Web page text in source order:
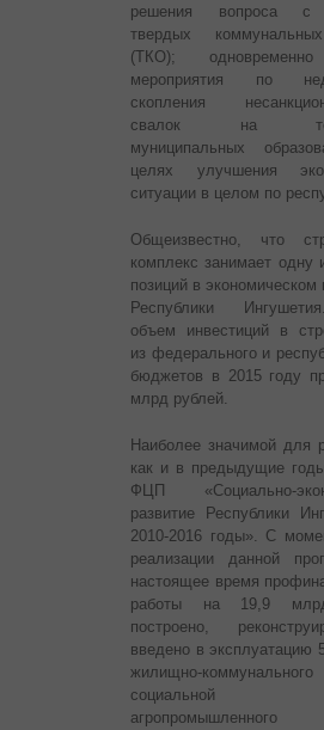
решения вопроса с
твердых
(ТКО); одновременно
мероприятия по
скопления
свалок на
муниципальных
целях улучшения
ситуации в целом по
Общеизвестно, что
комплекс занимает одну
позиций в экономическом
Республики
объем инвестиций в
из федерального и
бюджетов в 2015 году
млрд рублей.
Наиболее значимой для
как и в предыдущие
ФЦП «Социально-
развитие Республики
2010-2016 годы». С
реализации данной
настоящее время
работы на 19,9
построено,
введено в эксплуатацию
жилищно-коммунального
социальной
агропромышленного